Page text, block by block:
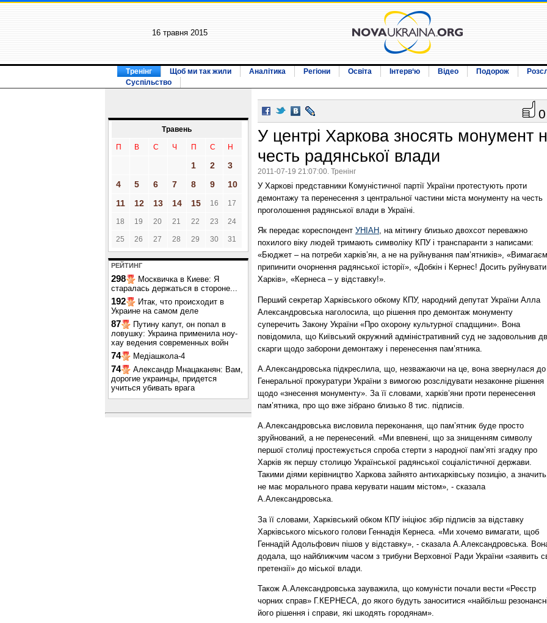
16 травня 2015
Тренінг Щоб ми так жили Аналітика Регіони Освіта Інтерв‘ю Відео Подорож
Суспільство
Травень
П В С Ч П С Н
1 2
3
4
5 6 7 8 9
10
11
12 13 14 15 16 17
18 19 20 21 22 23 24
25 26 27 28 29 30 31
РЕЙТИНГ
298
Москвичка в Киеве: Я
старалась держаться в стороне...
192
Итак, что происходит в
Украине на самом деле
87
Путину капут, он попал в
ловушку: Украина применила ноу-
хау ведения современных войн
74 Медіашкола-4
74
Александр Мнацаканян: Вам,
дорогие украинцы, придется
учиться убивать врага
0
У центрі Харкова зносять монумент
честь радянської влади
2011-07-19 21:07:00. Тренінг
У Харкові представники Комуністичної партії України протестують проти
демонтажу та перенесення з центральної частини міста монументу на честь
проголошення радянської влади в Україні.
Як передає кореспондент УНІАН, на мітингу близько двохсот переважно
похилого віку людей тримають символіку КПУ і транспаранти з написами:
«Бюджет – на потреби харків’ян, а не на руйнування пам’ятників»,
припинити очорнення радянської історії», «Добкін і Кернес! Досить руйнувати
Харків», «Кернеса – у відставку!».
Перший секретар Харківського обкому КПУ, народний депутат України Алла
Александровська наголосила, що рішення про демонтаж монументу
суперечить Закону України «Про охорону культурної спадщини». Вона
повідомила, що Київський окружний адміністративний суд не задовольнив
скарги щодо заборони демонтажу і перенесення пам’ятника.
А.Александровська підкреслила, що, незважаючи на це, вона звернулася до
Генеральної прокуратури України з вимогою розслідувати незаконне рішення
щодо «знесення монументу». За її словами, харків’яни проти перенесення
пам’ятника, про що вже зібрано близько 8 тис. підписів.
А.Александровська висловила переконання, що пам’ятник буде просто
зруйнований, а не перенесений. «Ми впевнені, що за знищенням символу
першої столиці простежується спроба стерти з народної пам’яті згадку про
Харків як першу столицю Української радянської соціалістичної держави.
Такими діями керівництво Харкова зайнято антихарківську позицію, а
не має морального права керувати нашим містом», - сказала
А.Александровська.
За її словами, Харківський обком КПУ ініціює збір підписів за відставку
Харківського міського голови Геннадія Кернеса. «Ми хочемо вимагати, щоб
Геннадій Адольфович пішов у відставку», - сказала А.Александровська.
додала, що найближчим часом з трибуни Верховної Ради України «заявить
претензії» до міської влади.
Також А.Александровська зауважила, що комуністи почали вести «Реєстр
чорних справ» Г.КЕРНЕСА, до якого будуть заноситися «найбільш резонансні
його рішення і справи, які шкодять городянам».